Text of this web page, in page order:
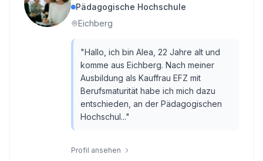
Pädagogische Hochschule
Eichberg
"Hallo, ich bin Alea, 22 Jahre alt und
komme aus Eichberg. Nach meiner
Ausbildung als Kauffrau EFZ mit
Berufsmaturität habe ich mich dazu
entschieden, an der Pädagogischen
Hochschul..."
Profil ansehen